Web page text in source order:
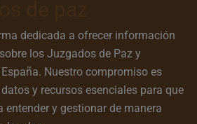
dedicada a ofrecer información
los Juzgados de Paz y
Nuestro compromiso es
y recursos esenciales para que
entender y gestionar de manera